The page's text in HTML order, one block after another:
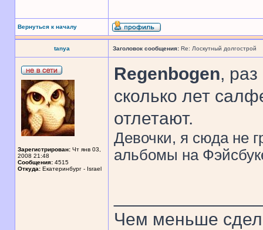
Вернуться к началу
tanya Заголовок сообщения: Re: Лоскутный долгострой
Зарегистрирован: Чт янв 03,
2008 21:48
Сообщения: 4515
Откуда: Екатеринбург - Israel
Regenbogen,
сколько лет
отлетают.
Девочки, я сюда не
альбомы на
Чем меньше